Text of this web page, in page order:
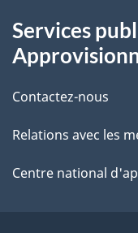
i
s
d
e
propos
de
ce
site
Services
Contactez-nous
Relations avec les
Centre national